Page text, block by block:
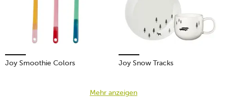
Joy Smoothie Colors Joy Snow Tracks
Mehr anzeigen